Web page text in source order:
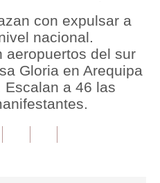
con expulsar a
nacional.
aeropuertos del sur
Gloria en Arequipa
a 46 las